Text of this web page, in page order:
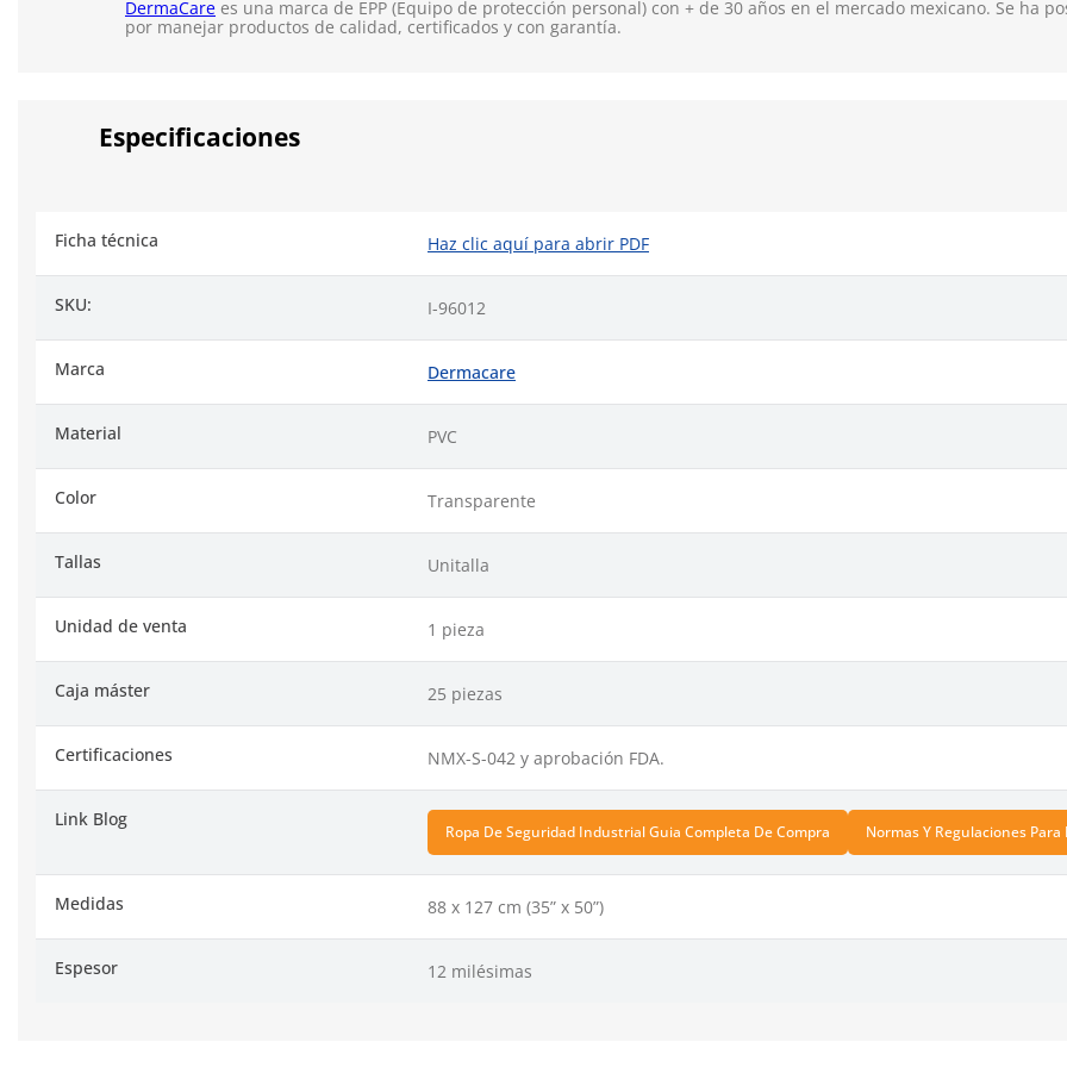
DermaCare es una marca de EPP (Equipo de protección personal) con + de 30 años en el mercado mexicano. Se ha
por manejar productos de calidad, certificados y con garantía.
Especificaciones
Ficha técnica Haz clic aquí para abrir PDF
SKU: I-96012
Marca Dermacare
Material PVC
Color Transparente
Tallas Unitalla
Unidad de venta 1 pieza
Caja máster 25 piezas
Certificaciones NMX-S-042 y aprobación FDA.
Link Blog
Ropa De Seguridad Industrial Guia Completa De Compra Normas Y Regulaciones
Medidas 88 x 127 cm (35” x 50”)
Espesor 12 milésimas